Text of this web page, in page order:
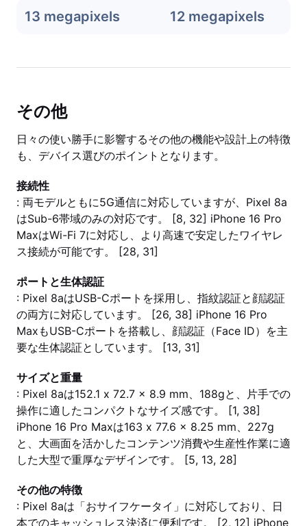
13 megapixels 12 megapixels
その他
日々の使い勝手に影響するその他の機能や設計上の特徴
も、デバイス選びのポイントとなります。
接続性
: 両モデルともに5G通信に対応していますが、Pixel 8a
はSub-6帯域のみの対応です。 [8, 32] iPhone 16 Pro
MaxはWi-Fi 7に対応し、より高速で安定したワイヤレ
ス接続が可能です。 [28, 31]
ポートと生体認証
: Pixel 8aはUSB-Cポートを採用し、指紋認証と顔認証
の両方に対応しています。 [26, 38] iPhone 16 Pro
MaxもUSB-Cポートを搭載し、顔認証（Face ID）を主
要な生体認証としています。 [13, 31]
サイズと重量
: Pixel 8aは152.1 x 72.7 x 8.9 mm、188gと、片手での
操作に適したコンパクトなサイズ感です。 [1, 38]
iPhone 16 Pro Maxは163 x 77.6 x 8.25 mm、227g
と、大画面を活かしたコンテンツ消費や生産性作業に適
した大型で重厚なデザインです。 [5, 13, 28]
その他の特徴
: Pixel 8aは「おサイフケータイ」に対応しており、日
本でのキャッシュレス決済に便利です。 [2, 12] iPhone